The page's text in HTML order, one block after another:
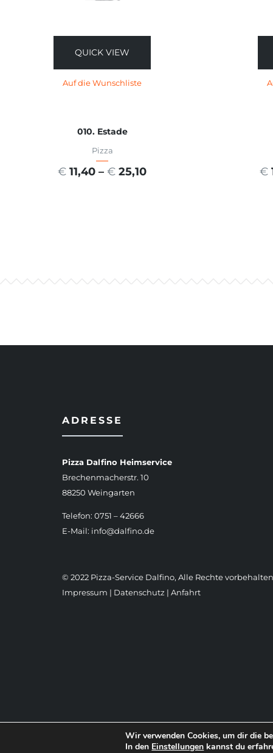
QUICK VIEW
Auf die Wunschliste
010. Estade
Pizza
€ 11,40 – € 25,10 €
ADRESSE
Pizza Dalfino Heimservice
Brechenmacherstr. 10
88250 Weingarten
Telefon: 0751 – 42666
E-Mail: info@dalfino.de
© 2022 Pizza-Service Dalfino, Alle Rechte
Impressum | Datenschutz | Anfahrt
Wir verwenden Cookies, um dir die
In den Einstellungen kannst du